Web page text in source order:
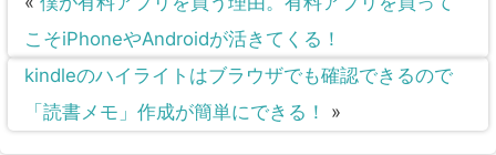
こそiPhoneやAndroidが活きてくる！
kindleのハイライトはブラウザでも確認できるので
「読書メモ」作成が簡単にできる！
»